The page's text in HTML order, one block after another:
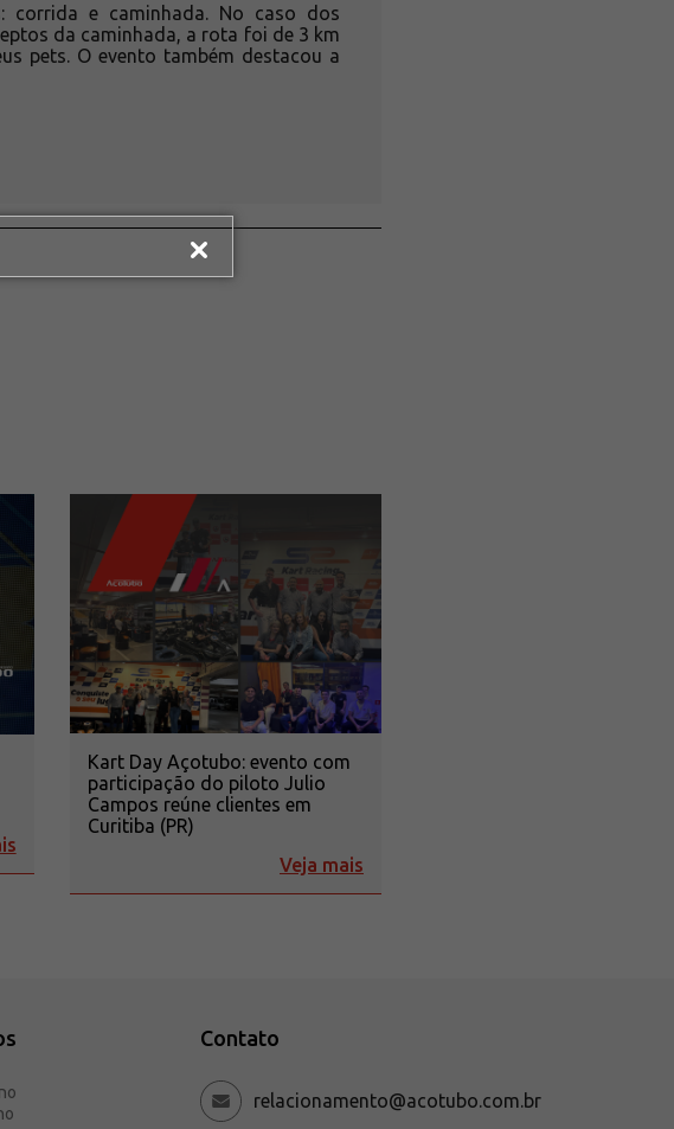
e caminhada. No caso dos
da caminhada, a rota foi de 3 km
pets. O evento também destacou a
Kart Day Açotubo: evento com
participação do piloto Julio
Campos reúne clientes em
Curitiba (PR)
Veja mais
Contato
relacionamento@acotubo.com.br